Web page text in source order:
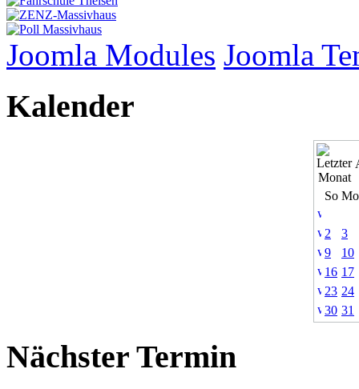
Joomla Modules Joomla
Kalender
So Mo
2
3
9
10
16 17
23 24
30 31
Nächster Termin